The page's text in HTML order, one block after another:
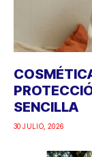
SENCILLA
30 JULIO, 2026